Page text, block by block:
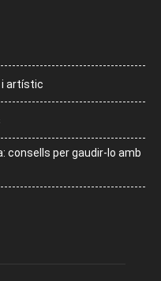
i artístic
consells per gaudir-lo amb